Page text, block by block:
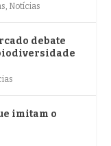
, Notícias
debate
imitam o